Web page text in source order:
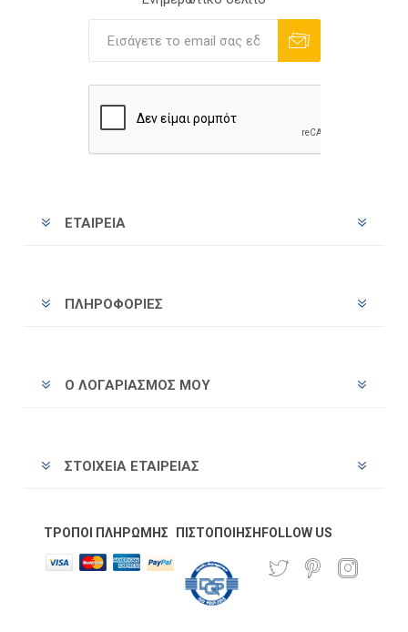
ΕΤΑΙΡΕΊΑ
ΠΛΗΡΟΦΟΡΊΕΣ
Ο ΛΟΓΑΡΙΑΣΜΌΣ ΜΟΥ
ΣΤΟΙΧΕΊΑ ΕΤΑΙΡΕΊΑΣ
ΤΡΌΠΟΙ ΠΛΗΡΩΜΉΣ ΠΙΣΤΟΠΟΊΗΣΗ FOLLOW US